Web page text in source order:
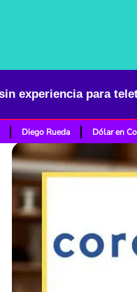
Diego Rueda Dólar en